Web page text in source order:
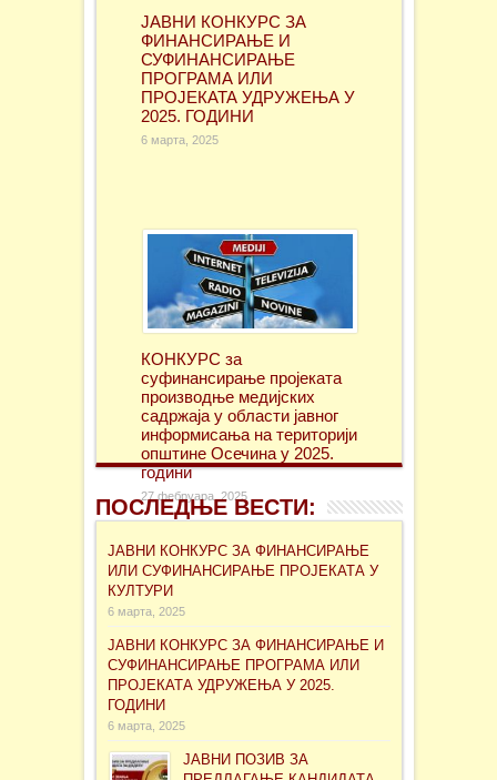
ЈАВНИ КОНКУРС ЗА
ФИНАНСИРАЊЕ И
СУФИНАНСИРАЊЕ
ПРОГРАМА ИЛИ
ПРОЈЕКАТА УДРУЖЕЊА У
2025. ГОДИНИ
6 марта, 2025
КОНКУРС за
суфинансирање проjеката
производње медијских
садржаја у области јавног
информисања на територији
општине Осечина у 2025.
години
27 фебруара, 2025
ПОСЛЕДЊЕ ВЕСТИ:
ЈАВНИ КОНКУРС ЗА ФИНАНСИРАЊЕ
ИЛИ СУФИНАНСИРАЊЕ ПРОЈЕКАТА У
КУЛТУРИ
6 марта, 2025
ЈАВНИ КОНКУРС ЗА ФИНАНСИРАЊЕ И
СУФИНАНСИРАЊЕ ПРОГРАМА ИЛИ
ПРОЈЕКАТА УДРУЖЕЊА У 2025.
ГОДИНИ
6 марта, 2025
ЈАВНИ ПОЗИВ ЗА